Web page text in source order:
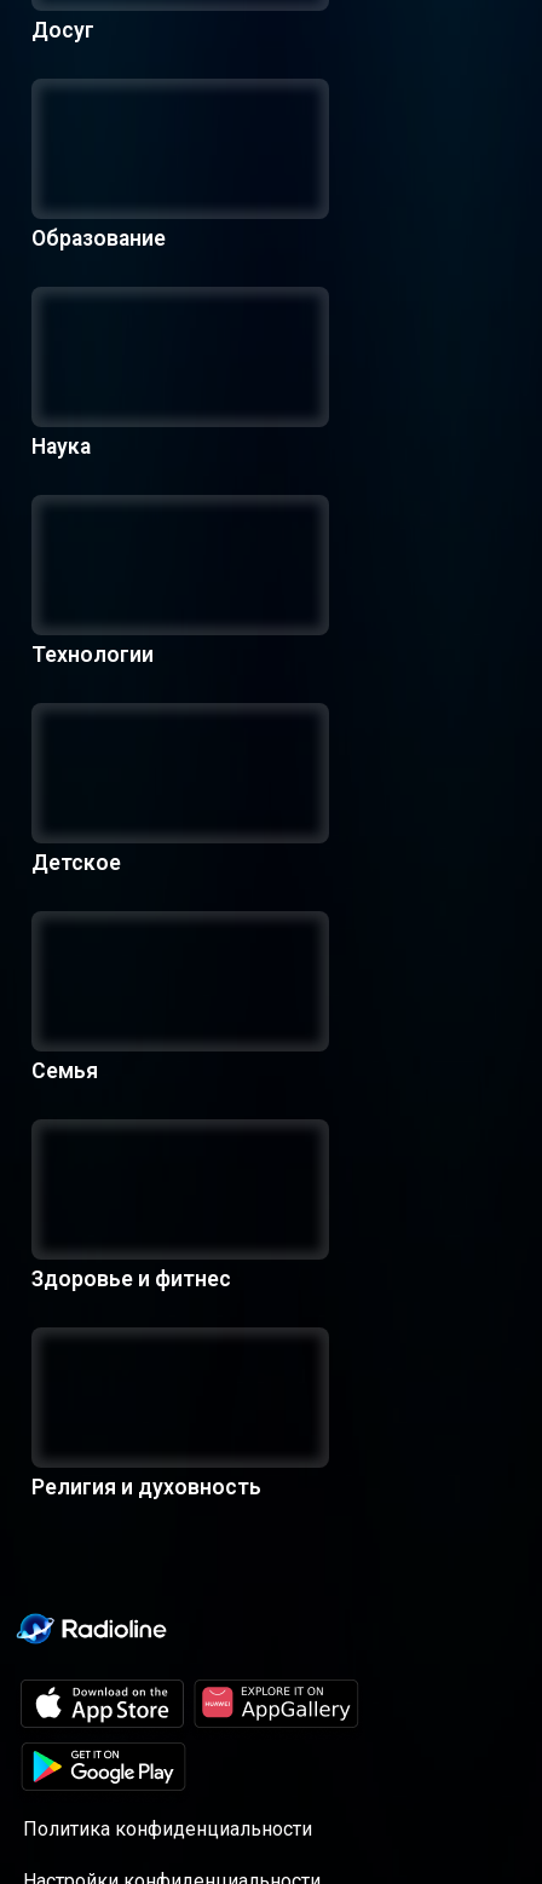
Досуг
Образование
Наука
Технологии
Детское
Семья
Здоровье и фитнес
Религия и духовность
Политика конфиденциальности